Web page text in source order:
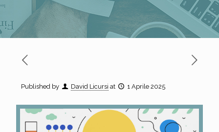
Published by David Licursi at 1 Aprile 2025